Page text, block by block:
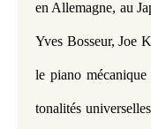
en Allemagne, au
Yves Bosseur, Joe
le piano